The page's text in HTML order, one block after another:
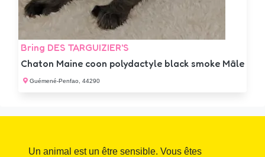
Bring DES TARGUIZIER'S
Chaton Maine coon polydactyle black smoke Mâle
Guémené-Penfao, 44290
Un animal est un être sensible. Vous êtes